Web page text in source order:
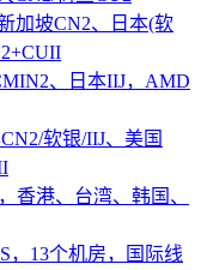
加坡CN2、日本(软
、日本IIJ，AMD
软银/IIJ、美国
香港、台湾、韩国、
，13个机房，国际线